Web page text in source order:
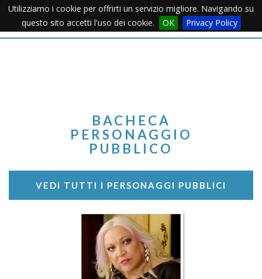
Utilizziamo i cookie per offrirti un servizio migliore. Navigando su
questo sito accetti l'uso dei cookie.
OK Privacy PolicyMenu
BACHECA
PERSONAGGIO
PUBBLICO
VEDI TUTTI I PERSONAGGI PUBBLICI